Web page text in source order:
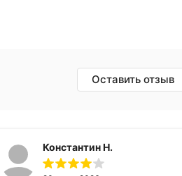
Оставить отзыв
Константин Н.